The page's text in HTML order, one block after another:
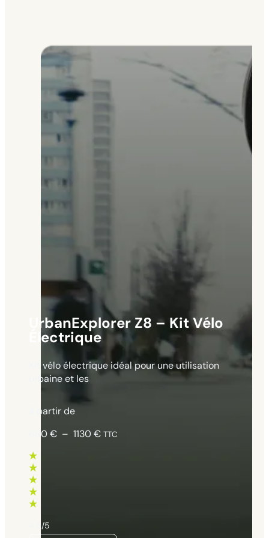
UrbanExplorer Z8 – Kit Vélo
Électrique
Kit vélo électrique idéal pour une utilisation
urbaine et les
à partir de
660€ – 1130€Plage
TTC
4.5/5